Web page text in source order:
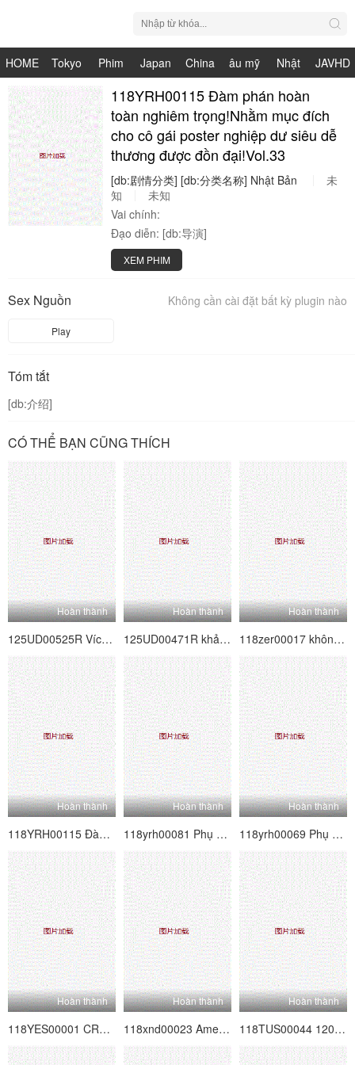
HOME
Tokyo
Hot
Phim
Nhật
Bản
Japan
HDV
China
live
âu mỹ
Nhật
Bản
JAVHD
118YRH00115 Đàm phán hoàn
toàn nghiêm trọng!Nhằm mục đích
cho cô gái poster nghiệp dư siêu dễ
thương được đồn đại!Vol.33
[db:剧情分类] [db:分类名称] Nhật Bản
未
知
未知
Vai chính:
Đạo diễn: [db:导演]
XEM PHIM
Không cần cài đặt bất kỳ plugin nào
Sex Nguồn
Play
Tóm tắt
[db:介绍]
CÓ THỂ BẠN CŨNG THÍCH
Hoàn thành
125UD00525R Vích loạn 7 người cha và mẹ kế ma quỷ
Hoàn thành
125UD00471R khảm kỹ thuật số Slut 8 tốt nhất
Hoàn thành
118zer00017 không nhiều hơn nghiệp dư, ít hơn nữ diễn viên 17 Ariki Carrera
Hoàn thành
118YRH00115 Đàm phán hoàn toàn nghiêm trọng!Nhằm mục đích cho cô gái poster nghiệp dư siêu dễ thương được đồn đại!Vol.33
Hoàn thành
118yrh00081 Phụ nữ làm việc Hunting Vol.19
Hoàn thành
118yrh00069 Phụ nữ làm việc Săn bắn Vol.16
Hoàn thành
118YES00001 CREAMPIE CHỈ ◆ Học sinh đại học nữ 01
Hoàn thành
118xnd00023 Amesque 23
Hoàn thành
118TUS00044 120% Huyền thoại thông minh mềm thật Vol.44